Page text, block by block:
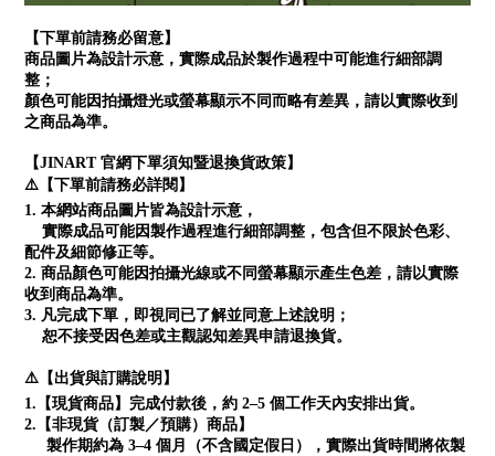
【下單前請務必留意】
商品圖片為設計示意，實際成品於製作過程中可能進行細部調
整；
顏色可能因拍攝燈光或螢幕顯示不同而略有差異，請以實際收到
之商品為準。
【JINART 官網下單須知暨退換貨政策】
⚠️【下單前請務必詳閱】
1. 本網站商品圖片皆為設計示意，
實際成品可能因製作過程進行細部調整，包含但不限於色彩、
配件及細節修正等。
2. 商品顏色可能因拍攝光線或不同螢幕顯示產生色差，請以實際
收到商品為準。
3. 凡完成下單，即視同已了解並同意上述說明；
恕不接受因色差或主觀認知差異申請退換貨。
⚠️【出貨與訂購說明】
1.【現貨商品】完成付款後，約 2–5 個工作天內安排出貨。
2.【非現貨（訂製／預購）商品】
製作期約為 3–4 個月（不含國定假日），實際出貨時間將依製